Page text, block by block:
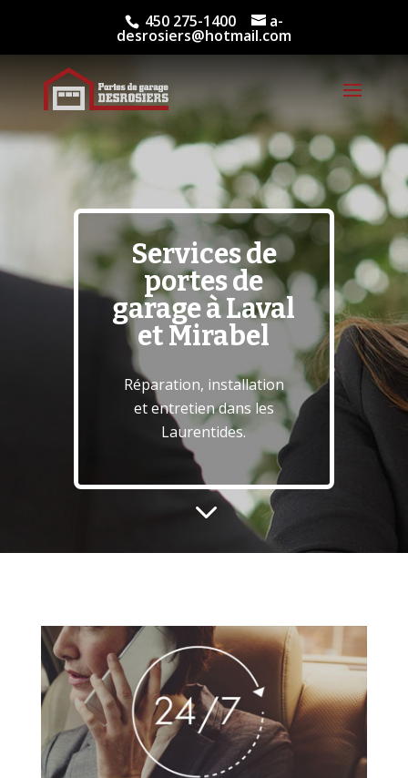
450 275-1400 a-
desrosiers@hotmail.com
Services de
portes de
garage à Laval
et Mirabel
Réparation, installation
et entretien dans les
Laurentides.
3